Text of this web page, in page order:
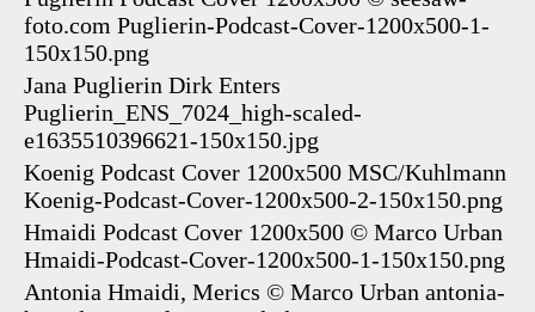
foto.com Puglierin-Podcast-Cover-1200x500-1-
150x150.png
Jana Puglierin Dirk Enters
Puglierin_ENS_7024_high-scaled-
e1635510396621-150x150.jpg
Koenig Podcast Cover 1200x500 MSC/Kuhlmann
Koenig-Podcast-Cover-1200x500-2-150x150.png
Hmaidi Podcast Cover 1200x500 © Marco Urban
Hmaidi-Podcast-Cover-1200x500-1-150x150.png
Antonia Hmaidi, Merics © Marco Urban antonia-